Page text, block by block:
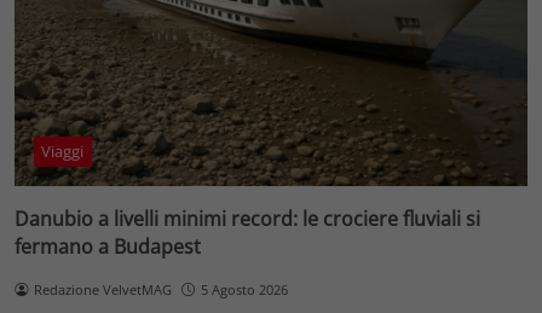
Viaggi
Danubio a livelli minimi record: le crociere fluviali si
fermano a Budapest
Redazione VelvetMAG 5 Agosto 2026